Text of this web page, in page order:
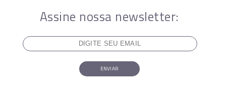
Assine nossa newsletter:
ENVIAR